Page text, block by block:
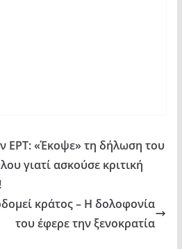
ΕΡΤ: «Έκοψε» τη δήλωση του
γιατί ασκούσε κριτική
κράτος – Η δολοφονία
του έφερε την ξενοκρατία